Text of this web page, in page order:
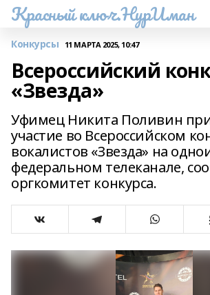
Красный ключ.НурИман
Конкурсы 11 МАРТА 2025, 10:47
Всероссийский
«Звезда»
Уфимец Никита Поливин
участие во Всероссийском
вокалистов «Звезда» на
федеральном телеканале,
оргкомитет конкурса.